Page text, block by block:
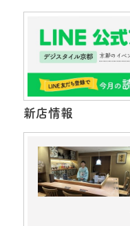
新店情報